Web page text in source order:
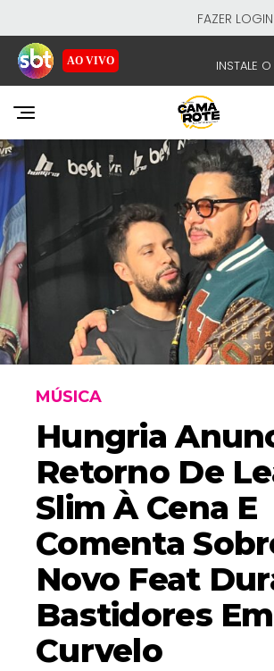
FAZER LOGIN
AO VIVO INSTALE
EMISSORAS
NOSSAS REDES
- SISTEMA BRASILEIRO DE TELEVISÃO
MÚSICA
Hungria
Retorno De
Slim À Cena E
Comenta
Novo Feat
Bastidores Em
Curvelo